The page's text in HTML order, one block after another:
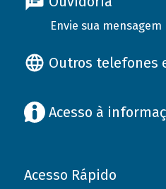
Envie sua mensagem
Outros telefones
Acesso à
Acesso Rápido